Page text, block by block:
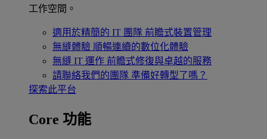
工作空間。
適用於精簡的 IT 團隊 前瞻式裝置管理
無縫體驗 順暢連續的數位化體驗
無縫 IT 運作 前瞻式修復與卓越的服務
請聯絡我們的團隊 準備好轉型了嗎？
探索此平台
Core 功能